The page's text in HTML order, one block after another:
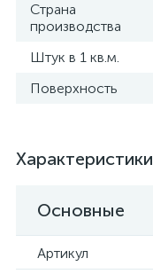
Страна
производства
Штук в 1 кв.м.
Поверхность
Характеристики
Основные
Артикул